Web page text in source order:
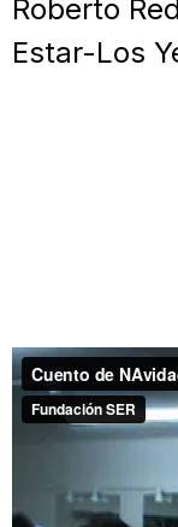
Roberto
Estar-Los